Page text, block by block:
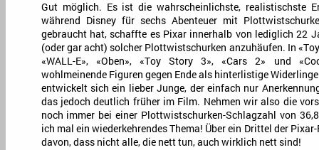
Gut möglich. Es ist die wahrscheinlichste, realistischste
während Disney für sechs Abenteuer mit
gebraucht hat, schaffte es Pixar innerhalb von lediglich 22
(oder gar acht) solcher Plottwistschurken anzuhäufen. In
«WALL-E», «Oben», «Toy Story 3», «Cars 2» und
wohlmeinende Figuren gegen Ende als hinterlistige
entwickelt sich ein lieber Junge, der einfach nur
das jedoch deutlich früher im Film. Nehmen wir also die
noch immer bei einer Plottwistschurken-Schlagzahl von
ich mal ein wiederkehrendes Thema! Über ein Drittel der
davon, dass nicht alle, die nett tun, auch wirklich nett sind!